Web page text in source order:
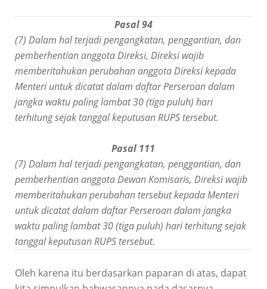
Pasal 94
(7) Dalam hal terjadi pengangkatan, penggantian, dan
pemberhentian anggota Direksi, Direksi wajib
memberitahukan perubahan anggota Direksi kepada
Menteri untuk dicatat dalam daftar Perseroan dalam
jangka waktu paling lambat 30 (tiga puluh) hari
terhitung sejak tanggal keputusan RUPS tersebut.
Pasal 111
(7) Dalam hal terjadi pengangkatan, penggantian, dan
pemberhentian anggota Dewan Komisaris, Direksi wajib
memberitahukan perubahan tersebut kepada Menteri
untuk dicatat dalam daftar Perseroan dalam jangka
waktu paling lambat 30 (tiga puluh) hari terhitung sejak
tanggal keputusan RUPS tersebut.
Oleh karena itu berdasarkan paparan di atas, dapat